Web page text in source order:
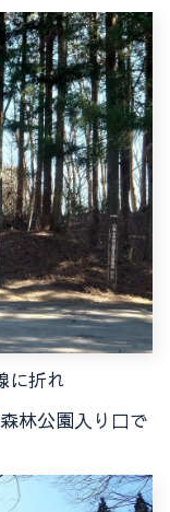
に折れ
林公園入り口で